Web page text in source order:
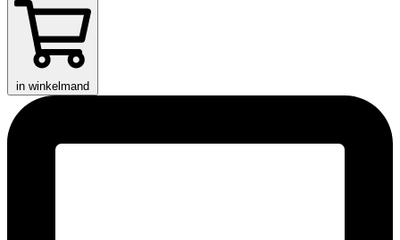
in winkelmand